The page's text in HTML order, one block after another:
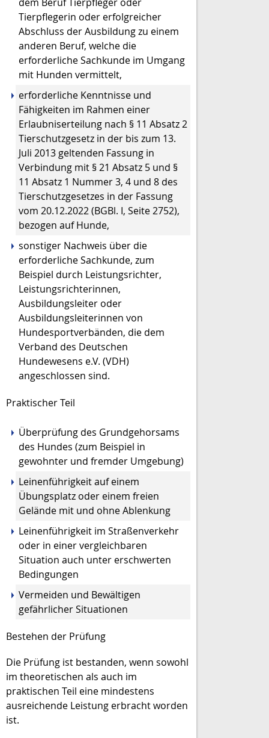
Tierpflegerin oder erfolgreicher
Abschluss der Ausbildung zu einem
anderen Beruf, welche die
erforderliche Sachkunde im Umgang
mit Hunden vermittelt,
erforderliche Kenntnisse und
Fähigkeiten im Rahmen einer
Erlaubniserteilung nach § 11 Absatz 2
Tierschutzgesetz in der bis zum 13.
Juli 2013 geltenden Fassung in
Verbindung mit § 21 Absatz 5 und §
11 Absatz 1 Nummer 3, 4 und 8 des
Tierschutzgesetzes in der Fassung
vom 20.12.2022 (BGBl. I, Seite 2752),
bezogen auf Hunde,
sonstiger Nachweis über die
erforderliche Sachkunde, zum
Beispiel durch Leistungsrichter,
Leistungsrichterinnen,
Ausbildungsleiter oder
Ausbildungsleiterinnen von
Hundesportverbänden, die dem
Verband des Deutschen
Hundewesens e.V. (VDH)
angeschlossen sind.
Praktischer Teil
Überprüfung des Grundgehorsams
des Hundes (zum Beispiel in
gewohnter und fremder Umgebung)
Leinenführigkeit auf einem
Übungsplatz oder einem freien
Gelände mit und ohne Ablenkung
Leinenführigkeit im Straßenverkehr
oder in einer vergleichbaren
Situation auch unter erschwerten
Bedingungen
Vermeiden und Bewältigen
gefährlicher Situationen
Bestehen der Prüfung
Die Prüfung ist bestanden, wenn sowohl
im theoretischen als auch im
praktischen Teil eine mindestens
ausreichende Leistung erbracht worden
ist.